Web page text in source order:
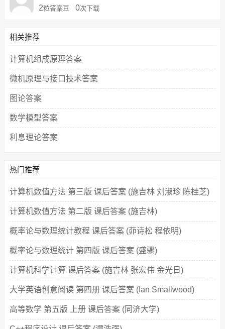
2粒答案豆 0次下载
相关推荐
计算机组成原理答案
微机原理与接口技术答案
图论答案
数学模型答案
利息理论答案
热门推荐
计算机数值方法 第三版 课后答案 (施吉林 刘淑珍 陈桂芝)
计算机数值方法 第二版 课后答案 (施吉林)
概率论与数理统计教程 课后答案 (茆诗松 程依明)
概率论与数理统计 第四版 课后答案 (盛骤)
计算机科学计算 课后答案 (施吉林 张宏伟 金光日)
大学英语创意阅读 第四册 课后答案 (Ian Smallwood)
高等数学 第五版 上册 课后答案 (同济大学)